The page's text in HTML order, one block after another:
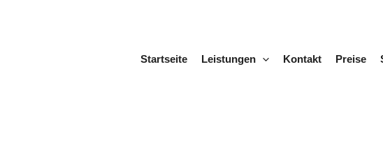
Startseite
Leistungen Kontakt Preise